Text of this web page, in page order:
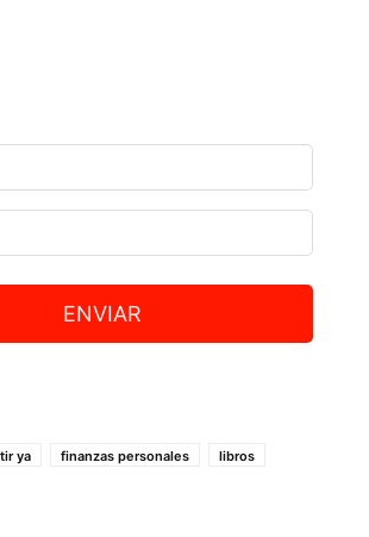
ENVIAR
ya finanzas personales
libros